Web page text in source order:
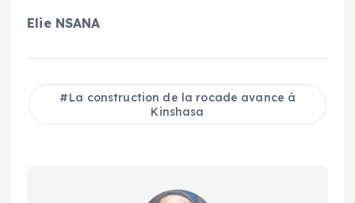
Elie NSANA
La construction de la rocade avance à
Kinshasa